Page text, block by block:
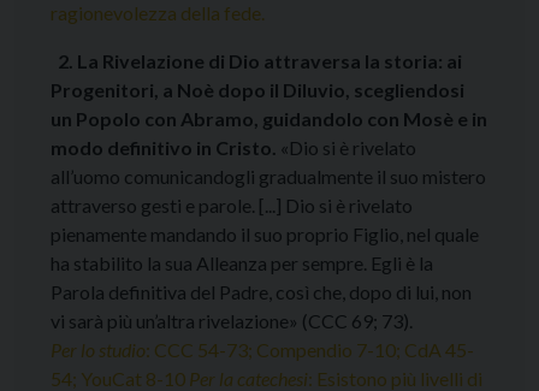
ragionevolezza della fede.
2. La Rivelazione di Dio attraversa la storia: ai
Progenitori, a Noè dopo il Diluvio, scegliendosi
un Popolo con Abramo, guidandolo con Mosè e in
modo definitivo in Cristo. «Dio si è rivelato
all’uomo comunicandogli gradualmente il suo mistero
attraverso gesti e parole. [...] Dio si è rivelato
pienamente mandando il suo proprio Figlio, nel quale
ha stabilito la sua Alleanza per sempre. Egli è la
Parola definitiva del Padre, così che, dopo di lui, non
vi sarà più un’altra rivelazione» (CCC 69; 73).
Per lo studio: CCC 54-73; Compendio 7-10; CdA 45-
54; YouCat 8-10 Per la catechesi: Esistono più livelli di